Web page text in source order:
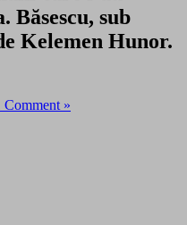
Băsescu, sub
Kelemen Hunor.
Comment »